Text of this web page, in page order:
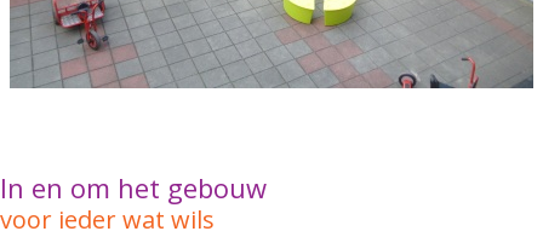
In en om het gebouw
voor ieder wat wils